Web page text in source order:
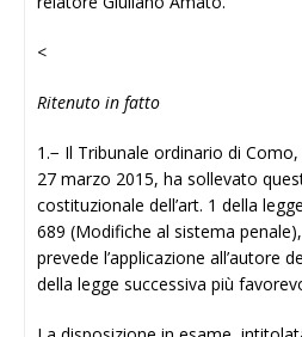
<
Ritenuto in fatto
1.− Il Tribunale ordinario di
27 marzo 2015, ha sollevato
costituzionale dell’art. 1 della
689 (Modifiche al sistema
prevede l’applicazione all’autore
della legge successiva più